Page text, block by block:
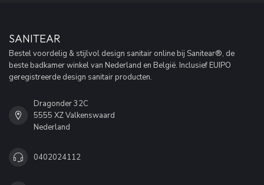
SANITEAR
Bestel voordelig & stijlvol design sanitair online bij Sanitear®, de
beste badkamer winkel van Nederland en België. Inclusief EUIPO
geregistreerde design sanitair producten.
Dragonder 32C
5555 XZ Valkenswaard
Nederland
0402024112